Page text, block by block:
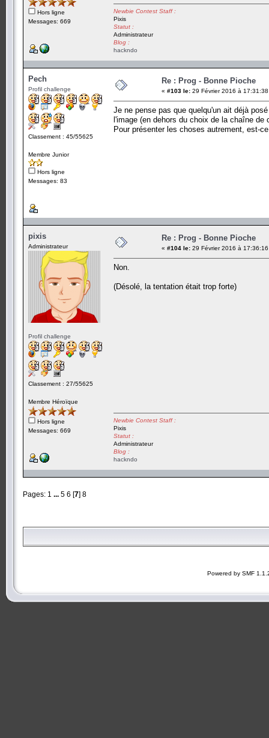
Hors ligne
Messages: 669
Newbie Contest Staff :
Pixis
Statut :
Administrateur
Blog :
hackndo
Pech
Profil challenge
Classement : 45/55625
Membre Junior
Hors ligne
Messages: 83
Re : Prog - Bonne Pioche
« #103 le: 29 Février 2016 à
Je ne pense pas que quelqu'un ait déjà
l'image (en dehors du choix de la chaîne de
Pour présenter les choses autrement, est-
pixis
Administrateur
Profil challenge
Classement : 27/55625
Membre Héroïque
Hors ligne
Messages: 669
Re : Prog - Bonne Pioche
« #104 le: 29 Février 2016 à
Non.
(Désolé, la tentation était trop forte)
Newbie Contest Staff :
Pixis
Statut :
Administrateur
Blog :
hackndo
Pages: 1 ... 5 6 [7] 8
Powered by SMF